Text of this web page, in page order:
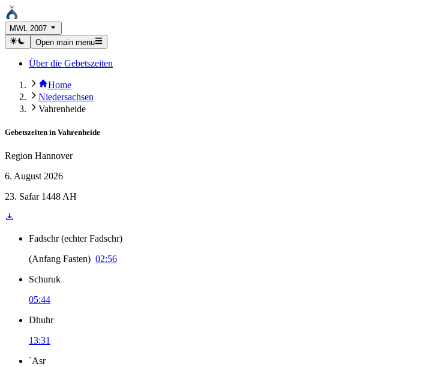
MWL 2007
Open main menu
Über die Gebetszeiten
Home
Niedersachsen
Vahrenheide
Gebetszeiten in Vahrenheide
Region Hannover
6. August 2026
23. Safar 1448 AH
Fadschr (echter Fadschr)
(Anfang Fasten) 02:56
Schuruk
05:44
Dhuhr
13:31
`Asr